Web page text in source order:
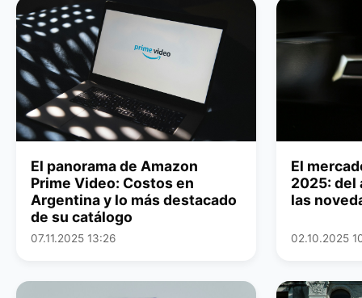
El panorama de Amazon
Prime Video: Costos en
Argentina y lo más destacado
de su catálogo
07.11.2025 13:26
El
2025: del
las
02.10.2025